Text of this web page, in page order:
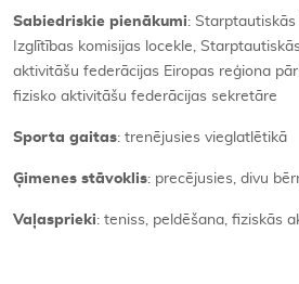
Sabiedriskie pienākumi:
Izglītības komisijas locekle,
aktivitāšu federācijas Eiropas reģiona
fizisko aktivitāšu federācijas sekretāre
Sporta gaitas: trenējusies vieglatlētikā
Ģimenes stāvoklis: precējusies, divu
Vaļasprieki: teniss, peldēšana, fiziskās